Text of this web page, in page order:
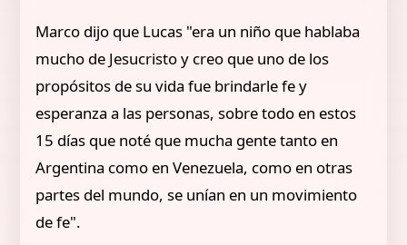
Marco dijo que Lucas "era un niño que hablaba
mucho de Jesucristo y creo que uno de los
propósitos de su vida fue brindarle fe y
esperanza a las personas, sobre todo en estos
15 días que noté que mucha gente tanto en
Argentina como en Venezuela, como en otras
partes del mundo, se unían en un movimiento
de fe".